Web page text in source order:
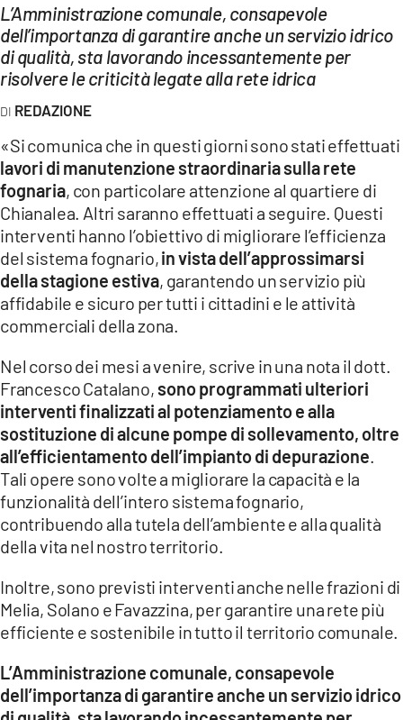
LAC TV
LAC NETWORK
LAC ONAIR
LaC
Network
LACPLAY.IT
LACTV.IT
LACONAIR.IT
LACITYMAG.IT
COSENZACHANNEL.IT
ILVIBONESE.IT
CATANZAROCHANNEL.IT
LACAPITALENEWS.IT
App
ANDROID
APPLE
L’Amministrazione comunale, consapevole
dell’importanza di garantire anche un servizio idrico
di qualità, sta lavorando incessantemente per
risolvere le criticità legate alla rete idrica
REDAZIONE
«Si comunica che in questi giorni sono stati effettuati
lavori di manutenzione straordinaria sulla rete
fognaria, con particolare attenzione al quartiere di
Chianalea. Altri saranno effettuati a seguire. Questi
interventi hanno l’obiettivo di migliorare l’efficienza
del sistema fognario,in vista dell’approssimarsi
della stagione estiva, garantendo un servizio più
affidabile e sicuro per tutti i cittadini e le attività
commerciali della zona.
Nel corso dei mesi a venire, scrive in una nota il dott.
Francesco Catalano, sono programmati ulteriori
interventi finalizzati al potenziamento e alla
sostituzione di alcune pompe di sollevamento, oltre
all’efficientamento dell’impianto di depurazione
Tali opere sono volte a migliorare la capacità e la
funzionalità dell’intero sistema fognario,
contribuendo alla tutela dell’ambiente e alla qualità
della vita nel nostro territorio.
Inoltre, sono previsti interventi anche nelle frazioni di
Melia, Solano e Favazzina, per garantire una rete più
efficiente e sostenibile in tutto il territorio comunale.
L’Amministrazione comunale, consapevole
dell’importanza di garantire anche un servizio idrico